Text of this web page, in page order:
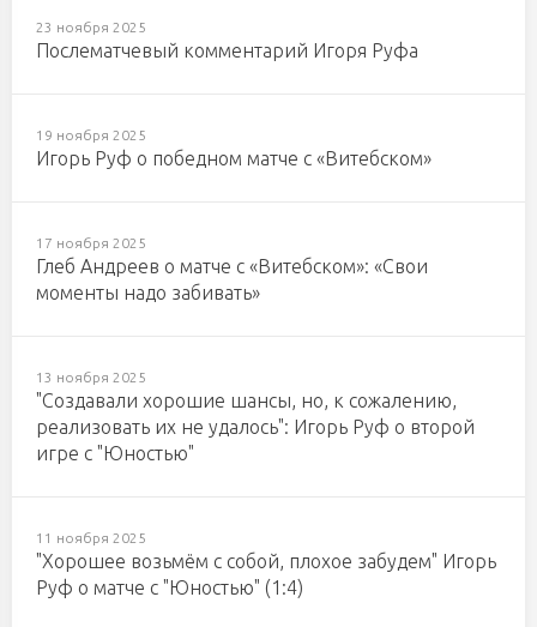
23 ноября 2025
Послематчевый комментарий Игоря Руфа
19 ноября 2025
Игорь Руф о победном матче с «Витебском»
17 ноября 2025
Глеб Андреев о матче с «Витебском»: «Свои
моменты надо забивать»
13 ноября 2025
"Создавали хорошие шансы, но, к сожалению,
реализовать их не удалось": Игорь Руф о второй
игре с "Юностью"
11 ноября 2025
"Хорошее возьмём с собой, плохое забудем" Игорь
Руф о матче с "Юностью" (1:4)